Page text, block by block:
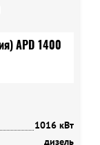
1016 кВт
дизель